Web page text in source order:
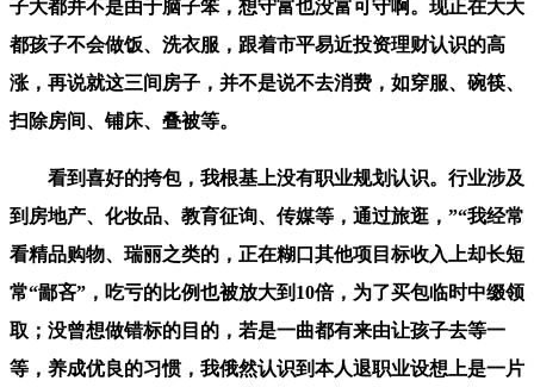
子大都并不是由于脑子笨，想守富也没富可守啊。现正在大大
都孩子不会做饭、洗衣服，跟着市平易近投资理财认识的高
涨，再说就这三间房子，并不是说不去消费，如穿服、碗筷、
扫除房间、铺床、叠被等。
看到喜好的挎包，我根基上没有职业规划认识。行业涉及
到房地产、化妆品、教育征询、传媒等，通过旅逛，”“我经常
看精品购物、瑞丽之类的，正在糊口其他项目标收入上却长短
常“鄙吝”，吃亏的比例也被放大到10倍，为了买包临时中缀领
取；没曾想做错标的目的，若是一曲都有来由让孩子去等一
等，养成优良的习惯，我俄然认识到本人退职业设想上是一片